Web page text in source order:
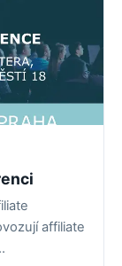
affiliate